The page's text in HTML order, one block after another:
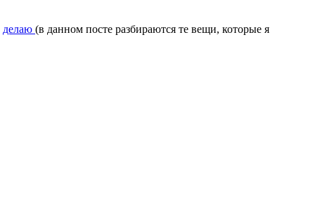
делаю (в данном посте разбираются те вещи, которые я